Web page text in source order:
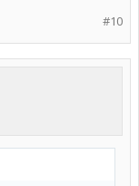
besprühe die
ansteigt...
#10